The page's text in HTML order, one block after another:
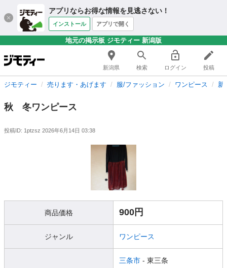
アプリならお得な情報を見逃さない！
インストール アプリで開く
地元の掲示板 ジモティー 新潟版
新潟県 検索 ログイン 投稿
ジモティー 売ります・あげます 服/ファッション ワンピース 新
秋 冬ワンピース
投稿ID: 1ptzsz 2026年6月14日 03:38
商品価格 900円
ジャンル ワンピース
三条市 - 東三条